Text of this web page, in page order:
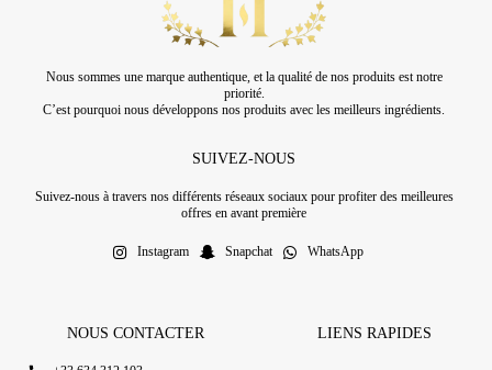
Nous sommes une marque authentique, et la qualité de nos produits est notre
priorité.
C’est pourquoi nous développons nos produits avec les meilleurs ingrédients.
SUIVEZ-NOUS
Suivez-nous à travers nos différents réseaux sociaux pour profiter des meilleures
offres en avant première
Instagram Snapchat WhatsApp
NOUS CONTACTER LIENS RAPIDES